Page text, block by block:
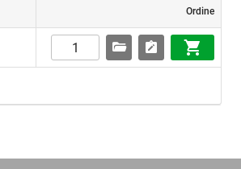
Ordine